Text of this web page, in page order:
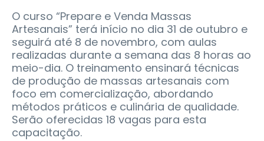
O curso “Prepare e Venda Massas
Artesanais” terá início no dia 31 de outubro e
seguirá até 8 de novembro, com aulas
realizadas durante a semana das 8 horas ao
meio-dia. O treinamento ensinará técnicas
de produção de massas artesanais com
foco em comercialização, abordando
métodos práticos e culinária de qualidade.
Serão oferecidas 18 vagas para esta
capacitação.